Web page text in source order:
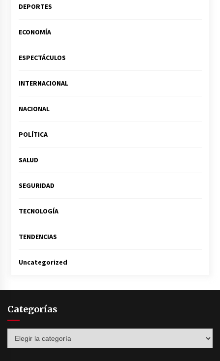
DEPORTES
ECONOMÍA
ESPECTÁCULOS
INTERNACIONAL
NACIONAL
POLÍTICA
SALUD
SEGURIDAD
TECNOLOGÍA
TENDENCIAS
Uncategorized
Categorías